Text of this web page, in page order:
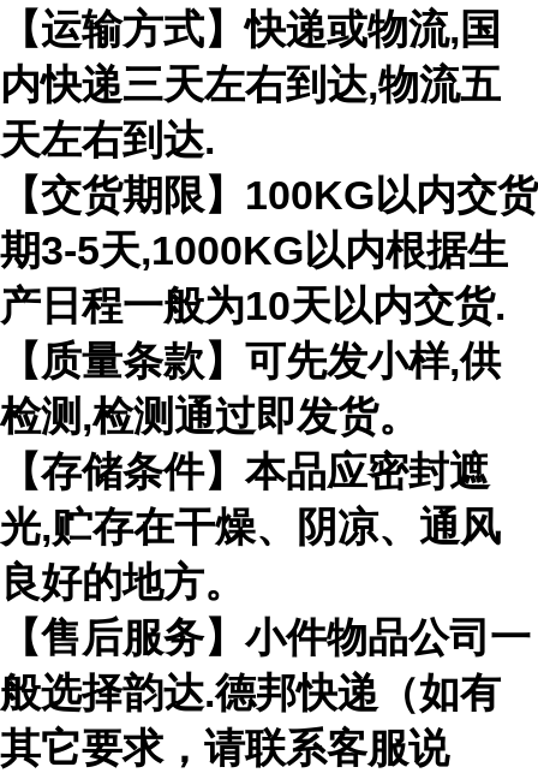
【运输方式】快递或物流,国
内快递三天左右到达,物流五
天左右到达.
【交货期限】100KG以内交货
期3-5天,1000KG以内根据生
产日程一般为10天以内交货.
【质量条款】可先发小样,供
检测,检测通过即发货。
【存储条件】本品应密封遮
光,贮存在干燥、阴凉、通风
良好的地方。
【售后服务】小件物品公司一
般选择韵达.德邦快递（如有
其它要求，请联系客服说